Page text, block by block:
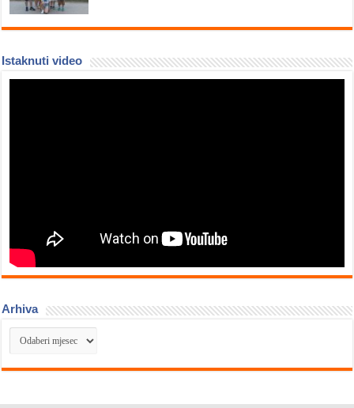
Istaknuti video
Arhiva
Arhiva